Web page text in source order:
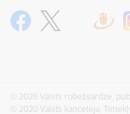
© 2026 Valsts robežsardze,
© 2020 Valsts kanceleja,